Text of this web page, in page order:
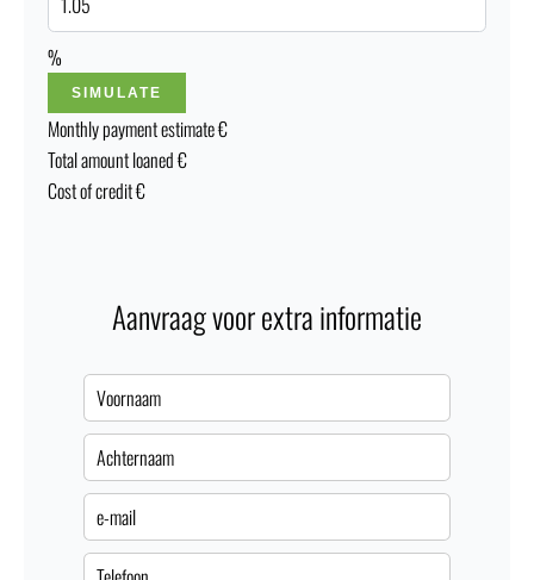
%
SIMULATE
Monthly payment estimate€
Total amount loaned€
Cost of credit€
Aanvraag voor extra informatie